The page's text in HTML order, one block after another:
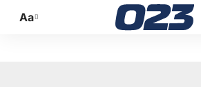
Promijeni
Aa